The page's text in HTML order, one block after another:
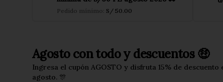
Pedido mínimo: S/ 50.00
Agosto con todo y descuentos 🤑
Ingresa el cupón AGOSTO y disfruta 15% de
agosto. 🎊